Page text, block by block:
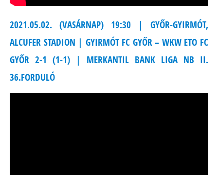
2021.05.02. (VASÁRNAP) 19:30 | GYŐR-GYIRMÓT,
ALCUFER STADION | GYIRMÓT FC GYŐR – WKW ETO FC
GYŐR 2-1 (1-1) | MERKANTIL BANK LIGA NB II.
36.FORDULÓ